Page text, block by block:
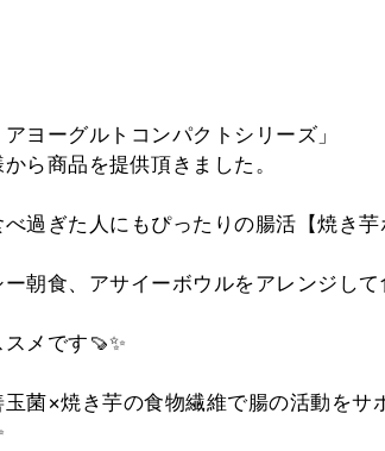
アヨーグルトコンパクトシリーズ」
ら商品を提供頂きました。
過ぎた人にもぴったりの腸活【焼き芋
朝食、アサイーボウルをアレンジし
メです🍠✨
菌×焼き芋の食物繊維で腸の活動をサ